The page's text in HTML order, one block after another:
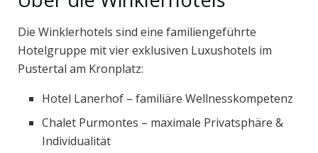
Die Winklerhotels sind eine familiengeführte
Hotelgruppe mit vier exklusiven Luxushotels im
Pustertal am Kronplatz:
Hotel Lanerhof – familiäre Wellnesskompetenz
Chalet Purmontes – maximale Privatsphäre &
Individualität